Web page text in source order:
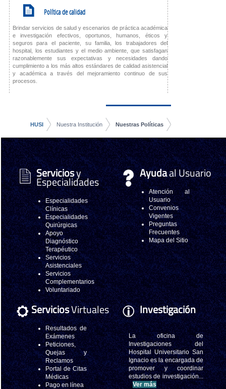
K Política de calidad
Brindar servicios de salud y escenarios de práctica académica
e investigación efectivos, oportunos, humanos, éticos y
seguros para el paciente, su familia, los trabajadores del
hospital, los estudiantes y el medio ambiente, que satisfagan
razonablemente sus expectativas y necesidades dando
cumplimiento a los más altos estándares de calidad asistencial
y académica a través del mejoramiento continuo de sus
procesos.
HUSI Nuestra Institución Nuestras Políticas
Serviciosy
Especialidades
Especialidades
Clínicas
Especialidades
Quirúrgicas
Apoyo
Diagnóstico
Terapéutico
Servicios
Asistenciales
Servicios
Complementarios
Voluntariado
Ayudaal Usuario
Atención al
Usuario
Convenios
Vigentes
Preguntas
Frecuentes
Mapa del Sitio
ServiciosVirtuales
Resultados de
Exámenes
Peticiones,
Quejas y
Reclamos
Portal de Citas
Médicas
Pago en línea
Investigación
La oficina de
Investigaciones del
Hospital Universitario San
Ignacio es la encargada de
promover y coordinar
estudios de investigación...
Ver más